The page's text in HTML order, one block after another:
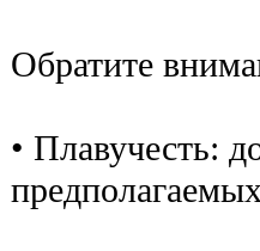
Обратите
• Плавучесть: